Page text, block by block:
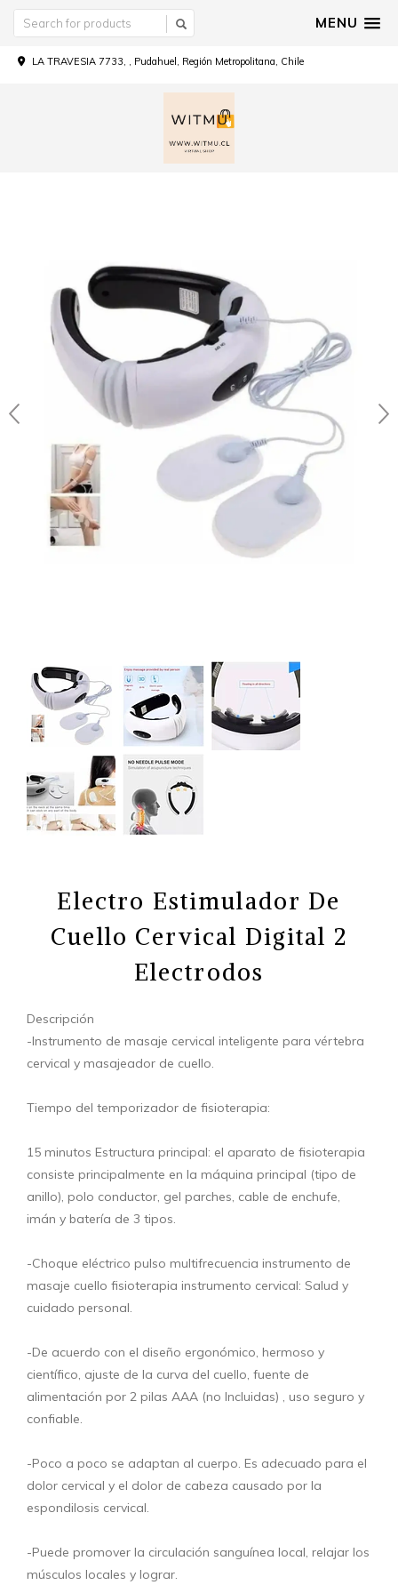
MENU
LA TRAVESIA 7733, , Pudahuel, Región Metropolitana, Chile
Electro Estimulador De
Cuello Cervical Digital 2
Electrodos
Descripción
-Instrumento de masaje cervical inteligente para vértebra
cervical y masajeador de cuello.
Tiempo del temporizador de fisioterapia:
15 minutos Estructura principal: el aparato de fisioterapia
consiste principalmente en la máquina principal (tipo de
anillo), polo conductor, gel parches, cable de enchufe,
imán y batería de 3 tipos.
-Choque eléctrico pulso multifrecuencia instrumento de
masaje cuello fisioterapia instrumento cervical: Salud y
cuidado personal.
-De acuerdo con el diseño ergonómico, hermoso y
científico, ajuste de la curva del cuello, fuente de
alimentación por 2 pilas AAA (no Incluidas) , uso seguro y
confiable.
-Poco a poco se adaptan al cuerpo. Es adecuado para el
dolor cervical y el dolor de cabeza causado por la
espondilosis cervical.
-Puede promover la circulación sanguínea local, relajar los
músculos locales y lograr.